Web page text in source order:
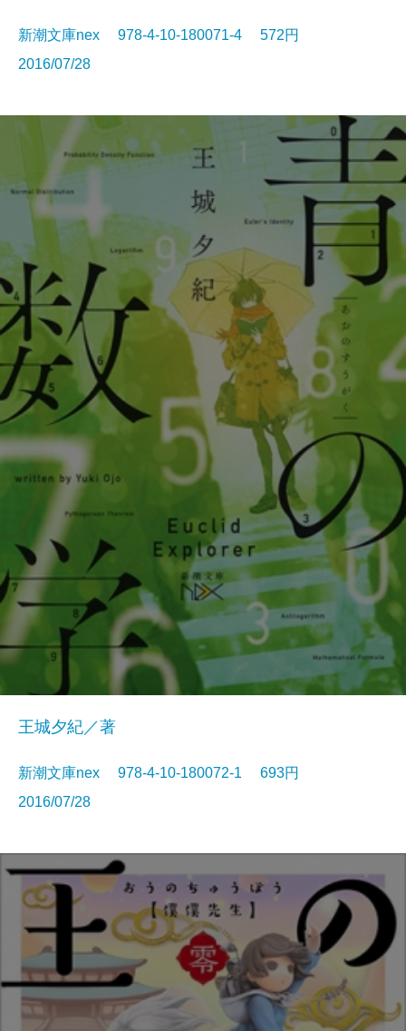
新潮文庫nex 978-4-10-180071-4 572円
2016/07/28
王城夕紀／著
新潮文庫nex 978-4-10-180072-1 693円
2016/07/28